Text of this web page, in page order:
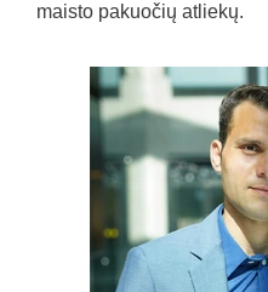
maisto pakuočių atliekų.